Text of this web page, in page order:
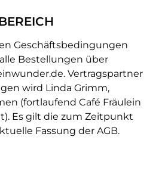
Geschäftsbedingungen
Bestellungen über
Vertragspartner
wird Linda Grimm,
(fortlaufend Café Fräulein
Es gilt die zum Zeitpunkt
Fassung der AGB.